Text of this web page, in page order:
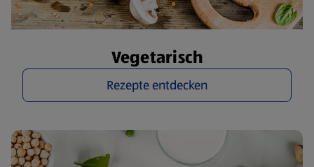
Vegetarisch
Rezepte entdecken